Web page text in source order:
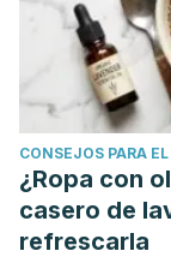
CONSEJOS PARA
¿Ropa con
casero de
refrescarla